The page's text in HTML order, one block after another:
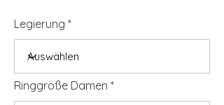
Legierung
Ringgröße Damen